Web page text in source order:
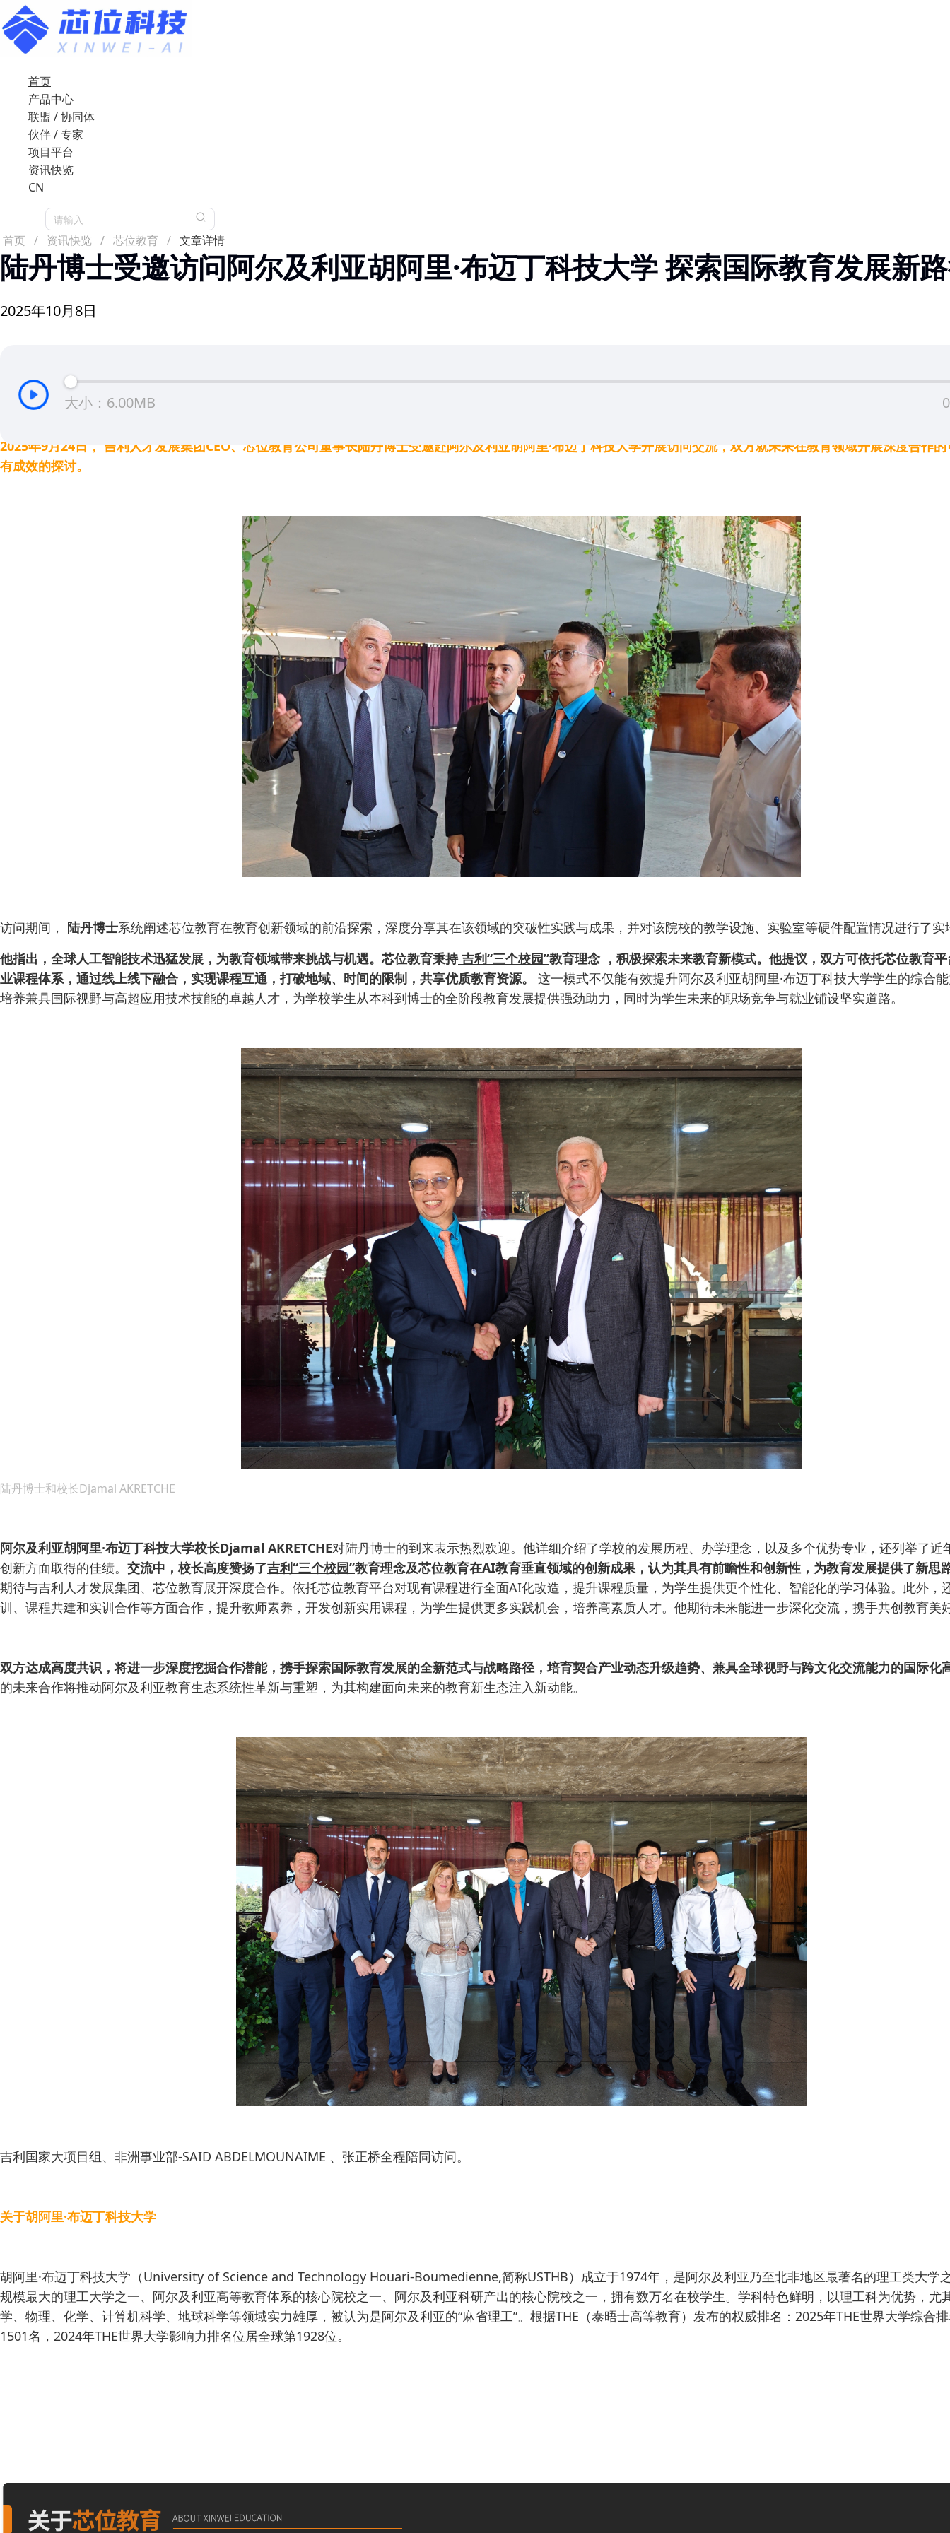
首页
产品中心
联盟 / 协同体
伙伴 / 专家
项目平台
资讯快览
CN
请输入
首页 / 资讯快览 / 芯位教育 / 文章详情
陆丹博士受邀访问阿尔及利亚胡阿里·布迈丁科技大学 探索国际教育发展新
2025年10月8日
大小：6.00MB
2025年9月24日， 吉利人才发展集团CEO、芯位教育公司董事长陆丹博士受邀赴阿尔及利亚胡阿里·布迈丁科技大学开展访问交流，双方就未来在教育领域开展深度合作
有成效的探讨。
访问期间， 陆丹博士系统阐述芯位教育在教育创新领域的前沿探索，深度分享其在该领域的突破性实践与成果，并对该院校的教学设施、实验室等硬件配置情况进行了实
他指出，全球人工智能技术迅猛发展，为教育领域带来挑战与机遇。芯位教育秉持 吉利“三个校园”教育理念 ，积极探索未来教育新模式。他提议，双方可依托芯位教育
业课程体系，通过线上线下融合，实现课程互通，打破地域、时间的限制，共享优质教育资源。
这一模式不仅能有效提升阿尔及利亚胡阿里·布迈丁科技大学学生的综合
培养兼具国际视野与高超应用技术技能的卓越人才，为学校学生从本科到博士的全阶段教育发展提供强劲助力，同时为学生未来的职场竞争与就业铺设坚实道路。
陆丹博士和校长Djamal AKRETCHE
阿尔及利亚胡阿里·布迈丁科技大学校长Djamal AKRETCHE对陆丹博士的到来表示热烈欢迎。他详细介绍了学校的发展历程、办学理念，以及多个优势专业，还列举了近
创新方面取得的佳绩。 交流中，校长高度赞扬了吉利“三个校园”教育理念及芯位教育在AI教育垂直领域的创新成果，认为其具有前瞻性和创新性，为教育发展提供了新思
期待与吉利人才发展集团、芯位教育展开深度合作。依托芯位教育平台对现有课程进行全面AI化改造，提升课程质量，为学生提供更个性化、智能化的学习体验。此外，
训、课程共建和实训合作等方面合作，提升教师素养，开发创新实用课程，为学生提供更多实践机会，培养高素质人才。他期待未来能进一步深化交流，携手共创教育美
双方达成高度共识，将进一步深度挖掘合作潜能，携手探索国际教育发展的全新范式与战略路径，培育契合产业动态升级趋势、兼具全球视野与跨文化交流能力的国际化
的未来合作将推动阿尔及利亚教育生态系统性革新与重塑，为其构建面向未来的教育新生态注入新动能。
吉利国家大项目组、非洲事业部-SAID ABDELMOUNAIME 、张正桥全程陪同访问。
关于胡阿里·布迈丁科技大学
胡阿里·布迈丁科技大学（University of Science and Technology Houari-Boumedienne,简称USTHB）成立于1974年，是阿尔及利亚乃至北非地区最著名的理工类大学
规模最大的理工大学之一、阿尔及利亚高等教育体系的核心院校之一、阿尔及利亚科研产出的核心院校之一，拥有数万名在校学生。学科特色鲜明，以理工科为优势，尤
学、物理、化学、计算机科学、地球科学等领域实力雄厚，被认为是阿尔及利亚的“麻省理工”。根据THE（泰晤士高等教育）发布的权威排名：2025年THE世界大学综合
1501名，2024年THE世界大学影响力排名位居全球第1928位。